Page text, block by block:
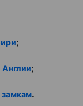
;
;
замкам.